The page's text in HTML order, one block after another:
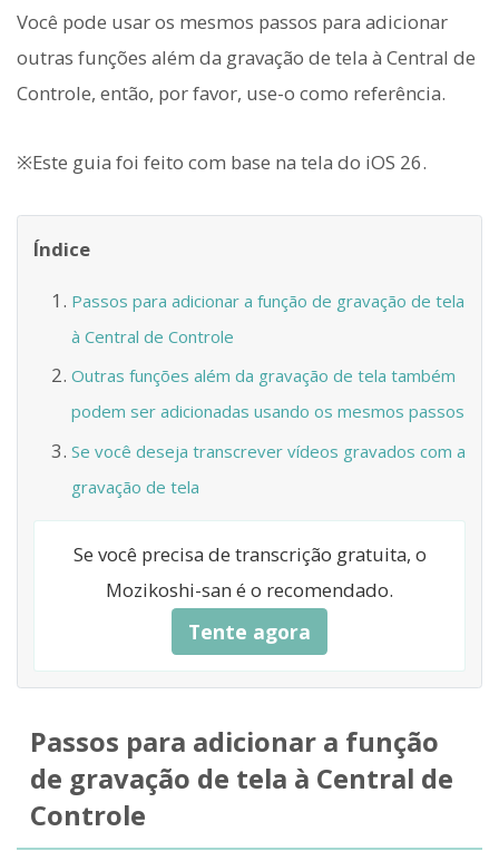
Você pode usar os mesmos passos para adicionar
outras funções além da gravação de tela à Central de
Controle, então, por favor, use-o como referência.
※Este guia foi feito com base na tela do iOS 26.
Índice
Passos para adicionar a função de gravação de tela
à Central de Controle
Outras funções além da gravação de tela também
podem ser adicionadas usando os mesmos passos
Se você deseja transcrever vídeos gravados com a
gravação de tela
Se você precisa de transcrição gratuita, o
Mozikoshi-san é o recomendado.
Tente agora
Passos para adicionar a função
de gravação de tela à Central de
Controle